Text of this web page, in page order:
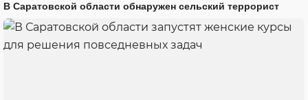
В Саратовской области обнаружен сельский террорист